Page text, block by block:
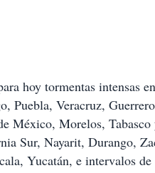
hoy tormentas intensas
Veracruz,
México, Morelos,
Sur, Nayarit, Durango,
Yucatán, e intervalos de